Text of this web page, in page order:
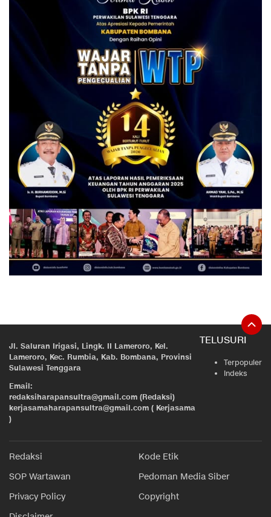
Jl. Saluran Irigasi, Lingk. II Lameroro, Kel.
Lameroro, Kec. Rumbia, Kab. Bombana, Provinsi
Sulawesi Tenggara
Email:
redaksiharapansultra@gmail.com (Redaksi)
kerjasamaharapansultra@gmail.com ( Kerjasama
)
TELUSURI
Terpopuler
Indeks
Redaksi
Kode Etik
SOP Wartawan
Pedoman Media Siber
Privacy Policy
Copyright